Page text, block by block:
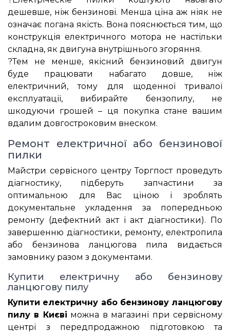
дешевше, ніж бензинові. Менша ціна аж ніяк не
означає погана якість. Вона пояснюється тим, що
конструкція електричного мотора не настільки
складна, як двигуна внутрішнього згоряння.
?Тем не менше, якісний бензиновий двигун
буде працювати набагато довше, ніж
електричний, тому для щоденної тривалої
експлуатації, вибирайте бензопилу, не
шкодуючи грошей – ця покупка стане вашим
вдалим довгостроковим внеском.
Ремонт електричної або бензинової
пилки
Майстри сервісного центру Торгпост проведуть
діагностику, підберуть запчастини за
оптимальною для Вас ціною і зроблять
документальне укладення за попередньою
ремонту (дефектний акт і акт діагностики). По
завершенню діагностики, ремонту, електропила
або бензинова ланцюгова пила видається
замовнику разом з документами.
Купити електричну або бензинову
ланцюгову пилу
Купити електричну або бензинову ланцюгову
пилу в Києві можна в магазині при сервісному
центрі з передпродажною підготовкою та